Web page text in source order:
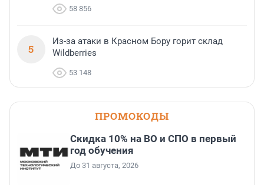
58 856
5
Из-за атаки в Красном Бору горит склад
Wildberries
53 148
ПРОМОКОДЫ
Скидка 10% на ВО и СПО в первый
год обучения
До 31 августа, 2026